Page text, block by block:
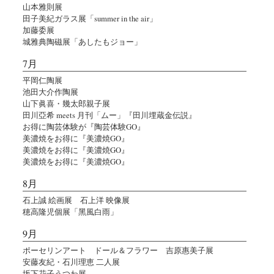
山本雅則展
田子美紀ガラス展「summer in the air」
加藤委展
城雅典陶磁展「あしたもジョー」
7月
平岡仁陶展
池田大介作陶展
山下眞喜・幾太郎親子展
田川亞希 meets 月刊「ムー」『田川埋蔵金伝説』
お得に陶芸体験が『陶芸体験GO』
美濃焼をお得に『美濃焼GO』
美濃焼をお得に『美濃焼GO』
美濃焼をお得に『美濃焼GO』
8月
石上誠 絵画展 石上洋 映像展
穂高隆児個展「黑風白雨」
9月
ポーセリンアート ドール＆フラワー 吉原惠美子展
安藤友紀・石川理恵 二人展